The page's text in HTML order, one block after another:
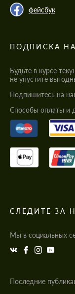
фейсбук
ПОДПИСКА
Будьте в курсе
не упустите
Подпишитесь на
Cпособы оплаты и
СЛЕДИТЕ ЗА
Мы в социальных
Последние